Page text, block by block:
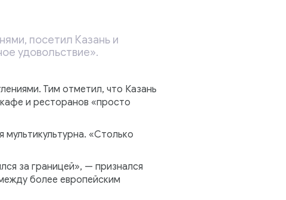
посетил Казань и
удовольствие».
Тим отметил, что Казань
и ресторанов «просто
«Столько
за границей», — признался
более европейским